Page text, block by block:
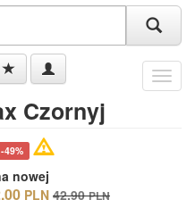
Menu
Czornyj
-49%
nowej
PLN 42.90 PLN